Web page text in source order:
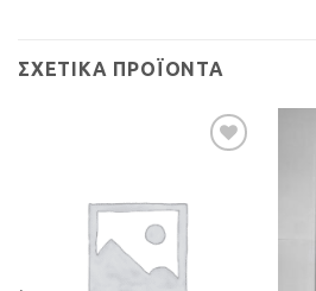
ΣΧΕΤΙΚΆ ΠΡΟΪΌΝΤΑ
Επιθυμιών